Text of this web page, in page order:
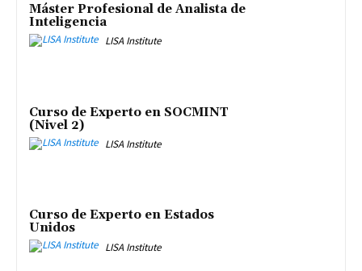
Máster Profesional de Analista de
Inteligencia
LISA Institute
Curso de Experto en SOCMINT
(Nivel 2)
LISA Institute
Curso de Experto en Estados
Unidos
LISA Institute